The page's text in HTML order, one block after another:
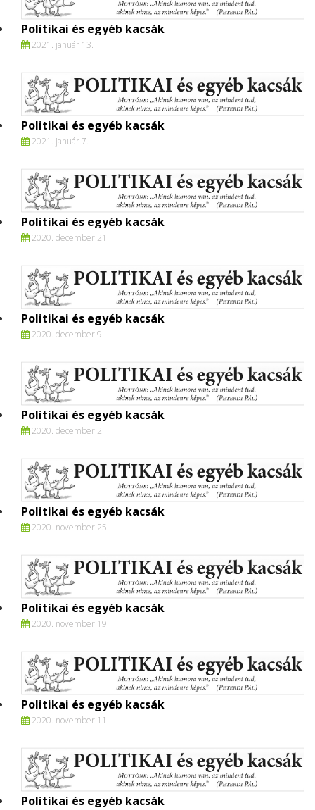
Politikai és egyéb kacsák
2021. január 13.
Politikai és egyéb kacsák
2021. január 7.
Politikai és egyéb kacsák
2020. december 21.
Politikai és egyéb kacsák
2020. december 9.
Politikai és egyéb kacsák
2020. december 2.
Politikai és egyéb kacsák
2020. november 25.
Politikai és egyéb kacsák
2020. november 19.
Politikai és egyéb kacsák
2020. november 11.
Politikai és egyéb kacsák